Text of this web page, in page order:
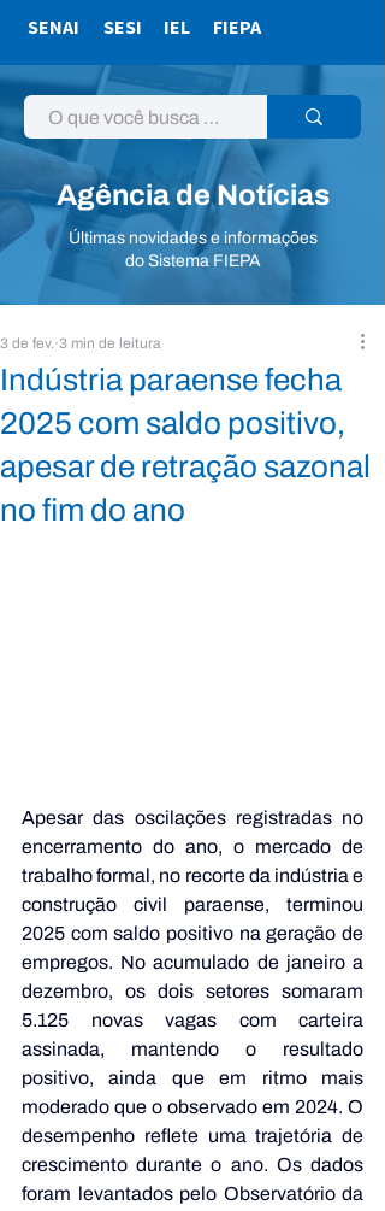
SENAI SESI IEL FIEPA
Agência de Notícias
Últimas novidades e informações
do Sistema FIEPA
Indústria paraense fecha
2025 com saldo positivo,
apesar de retração sazonal
no fim do ano
3 de fev. 3 min de leitura
Apesar das oscilações registradas no
encerramento do ano, o mercado de
trabalho formal, no recorte da indústria e
construção civil paraense, terminou
2025 com saldo positivo na geração de
empregos. No acumulado de janeiro a
dezembro, os dois setores somaram
5.125 novas vagas com carteira
assinada, mantendo o resultado
positivo, ainda que em ritmo mais
moderado que o observado em 2024. O
desempenho reflete uma trajetória de
crescimento durante o ano. Os dados
foram levantados pelo Observatório da